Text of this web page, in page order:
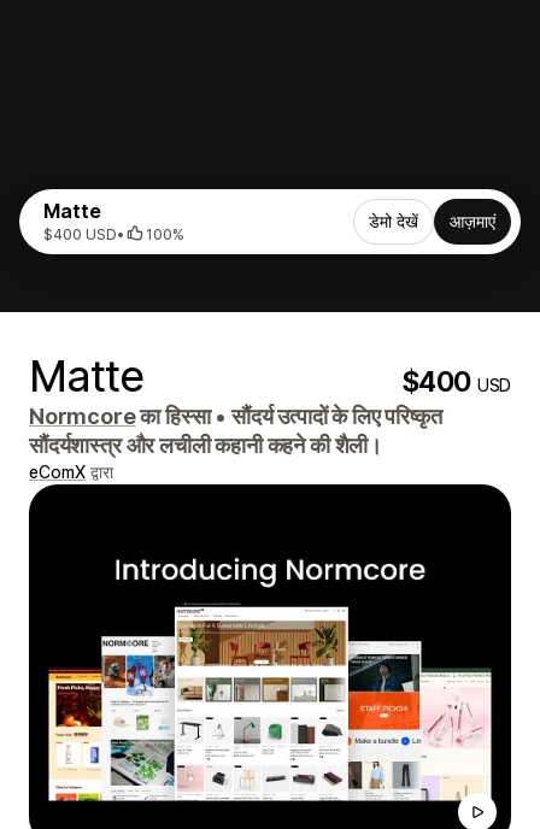
Matte
$400 USD• 100%
डेमो देखें आज़माएं
Matte $400USD
Normcoreका हिस्सा• सौंदर्य उत्पादों के लिए परिष्कृत
सौंदर्यशास्त्र और लचीली कहानी कहने की शैली।
eComX द्वारा